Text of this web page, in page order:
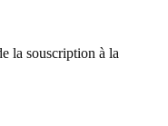
la souscription à la